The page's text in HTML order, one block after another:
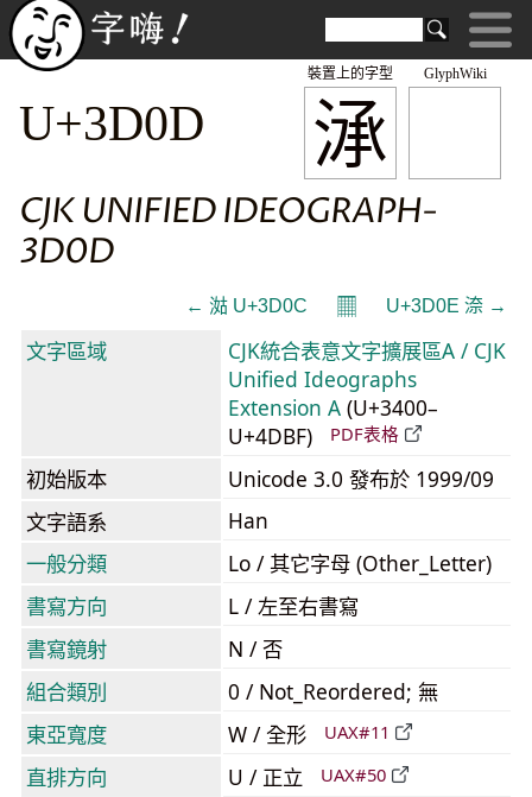
GlyphWiki
㴍
裝置上的字型
U+3D0D
CJK UNIFIED IDEOGRAPH-
3D0D
← 㴌 U+3D0C 𝄜 U+3D0E 㴎 →
文字區域
CJK統合表意文字擴展區A / CJK
Unified Ideographs
Extension A (U+3400–
U+4DBF)
PDF表格
初始版本
Unicode 3.0 發布於 1999/09
文字語系
Han
一般分類
Lo / 其它字母 (Other_Letter)
書寫方向
L / 左至右書寫
書寫鏡射
N / 否
組合類別
0 / Not_Reordered; 無
東亞寬度
W / 全形 UAX#11
直排方向 U / 正立 UAX#50